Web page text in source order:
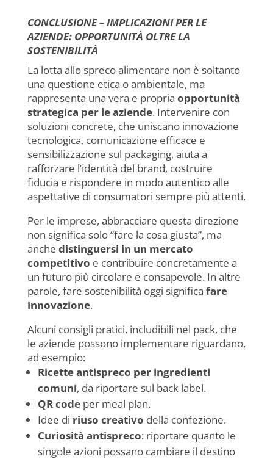
CONCLUSIONE – IMPLICAZIONI PER LE
AZIENDE: OPPORTUNITÀ OLTRE LA
SOSTENIBILITÀ
La lotta allo spreco alimentare non è soltanto
una questione etica o ambientale, ma
rappresenta una vera e propria opportunità
strategica per le aziende. Intervenire con
soluzioni concrete, che uniscano innovazione
tecnologica, comunicazione efficace e
sensibilizzazione sul packaging, aiuta a
rafforzare l’identità del brand, costruire
fiducia e rispondere in modo autentico alle
aspettative di consumatori sempre più attenti.
Per le imprese, abbracciare questa direzione
non significa solo “fare la cosa giusta”, ma
anche distinguersi in un mercato
competitivo e contribuire concretamente a
un futuro più circolare e consapevole. In altre
parole, fare sostenibilità oggi significa fare
innovazione.
Alcuni consigli pratici, includibili nel pack, che
le aziende possono implementare riguardano,
ad esempio:
Ricette antispreco per ingredienti
comuni, da riportare sul back label.
QR codeper meal plan.
Idee di riuso creativo della confezione.
Curiosità antispreco: riportare quanto le
singole azioni possano cambiare il destino